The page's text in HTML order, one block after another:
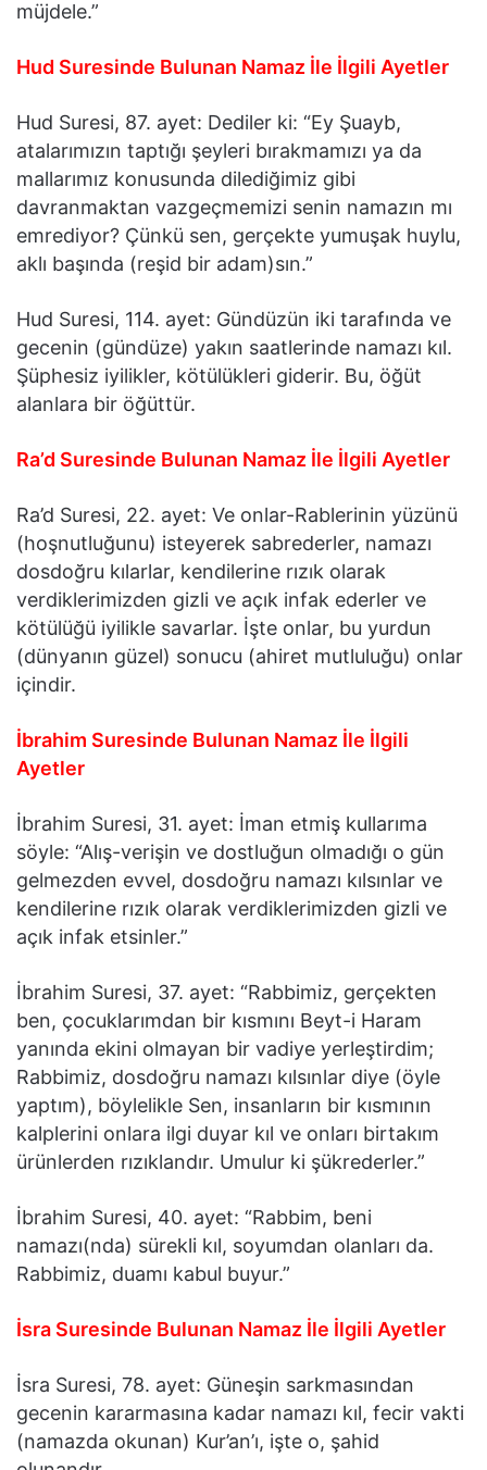
müjdele.”
Hud Suresinde Bulunan Namaz İle İlgili Ayetler
Hud Suresi, 87. ayet: Dediler ki: “Ey Şuayb,
atalarımızın taptığı şeyleri bırakmamızı ya da
mallarımız konusunda dilediğimiz gibi
davranmaktan vazgeçmemizi senin namazın mı
emrediyor? Çünkü sen, gerçekte yumuşak huylu,
aklı başında (reşid bir adam)sın.”
Hud Suresi, 114. ayet: Gündüzün iki tarafında ve
gecenin (gündüze) yakın saatlerinde namazı kıl.
Şüphesiz iyilikler, kötülükleri giderir. Bu, öğüt
alanlara bir öğüttür.
Ra’d Suresinde Bulunan Namaz İle İlgili Ayetler
Ra’d Suresi, 22. ayet: Ve onlar-Rablerinin yüzünü
(hoşnutluğunu) isteyerek sabrederler, namazı
dosdoğru kılarlar, kendilerine rızık olarak
verdiklerimizden gizli ve açık infak ederler ve
kötülüğü iyilikle savarlar. İşte onlar, bu yurdun
(dünyanın güzel) sonucu (ahiret mutluluğu) onlar
içindir.
İbrahim Suresinde Bulunan Namaz İle İlgili
Ayetler
İbrahim Suresi, 31. ayet: İman etmiş kullarıma
söyle: “Alış-verişin ve dostluğun olmadığı o gün
gelmezden evvel, dosdoğru namazı kılsınlar ve
kendilerine rızık olarak verdiklerimizden gizli ve
açık infak etsinler.”
İbrahim Suresi, 37. ayet: “Rabbimiz, gerçekten
ben, çocuklarımdan bir kısmını Beyt-i Haram
yanında ekini olmayan bir vadiye yerleştirdim;
Rabbimiz, dosdoğru namazı kılsınlar diye (öyle
yaptım), böylelikle Sen, insanların bir kısmının
kalplerini onlara ilgi duyar kıl ve onları birtakım
ürünlerden rızıklandır. Umulur ki şükrederler.”
İbrahim Suresi, 40. ayet: “Rabbim, beni
namazı(nda) sürekli kıl, soyumdan olanları da.
Rabbimiz, duamı kabul buyur.”
İsra Suresinde Bulunan Namaz İle İlgili Ayetler
İsra Suresi, 78. ayet: Güneşin sarkmasından
gecenin kararmasına kadar namazı kıl, fecir vakti
(namazda okunan) Kur’an’ı, işte o, şahid